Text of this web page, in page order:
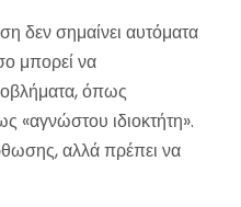
δεν σημαίνει αυτόματα
μπορεί να
όπως
«αγνώστου ιδιοκτήτη».
αλλά πρέπει να